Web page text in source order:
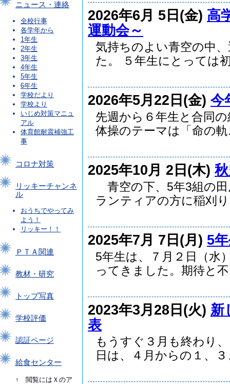
ニュース・連絡
全校行事
各学年から
1年生
2年生
3年生
4年生
5年生
6年生
学校だより
学校より
いじめ対策マニュ
アル
体育館耐震補強工
事
コロナ対策
リッキーチャンネ
ル
おうちでやってみ
よう！
リッキー！！
ＰＴＡ関連
教材・研究
トップ写真
学校評価
認証ページ
給食センター
↑ 閲覧にはＸのア
2026年6月 5日(金) 高
運動会～
気持ちのよい青空の中
た。 ５年生にとっては
2026年5月22日(金) 今
先週から６年生と合同
体操のテーマは「命の軌
2025年10月 2日(木)
青空の下、5年3組の
ランティアの方に稲刈
2025年7月 7日(月) 5
5年生は、７月２日（水
ってきました。期待と
2023年3月28日(火)
表
もうすぐ３月も終わり
日は、４月からの１、３